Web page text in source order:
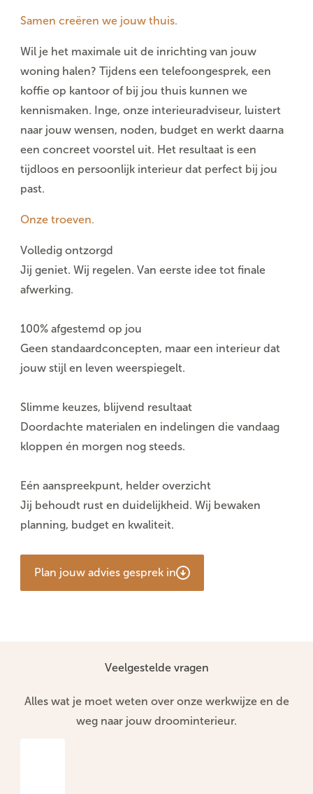
Samen creëren we jouw thuis.
Wil je het maximale uit de inrichting van jouw
woning halen? Tijdens een telefoongesprek, een
koffie op kantoor of bij jou thuis kunnen we
kennismaken. Inge, onze interieuradviseur, luistert
naar jouw wensen, noden, budget en werkt daarna
een concreet voorstel uit. Het resultaat is een
tijdloos en persoonlijk interieur dat perfect bij jou
past.
Onze troeven.
Volledig ontzorgd
Jij geniet. Wij regelen. Van eerste idee tot finale
afwerking.
100% afgestemd op jou
Geen standaardconcepten, maar een interieur dat
jouw stijl en leven weerspiegelt.
Slimme keuzes, blijvend resultaat
Doordachte materialen en indelingen die vandaag
kloppen én morgen nog steeds.
Eén aanspreekpunt, helder overzicht
Jij behoudt rust en duidelijkheid. Wij bewaken
planning, budget en kwaliteit.
Plan jouw advies gesprek in
Veelgestelde vragen
Alles wat je moet weten over onze werkwijze en de
weg naar jouw droominterieur.